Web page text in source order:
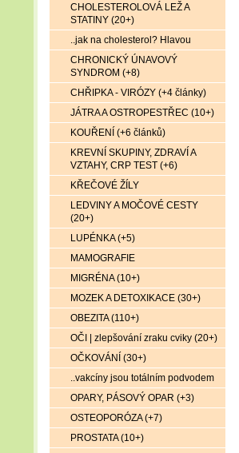
CHOLESTEROLOVÁ LEŽ A
STATINY (20+)
..jak na cholesterol? Hlavou
CHRONICKÝ ÚNAVOVÝ
SYNDROM (+8)
CHŘIPKA - VIRÓZY (+4 články)
JÁTRA A OSTROPESTŘEC (10+)
KOUŘENÍ (+6 článků)
KREVNÍ SKUPINY, ZDRAVÍ A
VZTAHY, CRP TEST (+6)
KŘEČOVÉ ŽÍLY
LEDVINY A MOČOVÉ CESTY
(20+)
LUPÉNKA (+5)
MAMOGRAFIE
MIGRÉNA (10+)
MOZEK A DETOXIKACE (30+)
OBEZITA (110+)
OČI | zlepšování zraku cviky (20+)
OČKOVÁNÍ (30+)
..vakcíny jsou totálním podvodem
OPARY, PÁSOVÝ OPAR (+3)
OSTEOPORÓZA (+7)
PROSTATA (10+)